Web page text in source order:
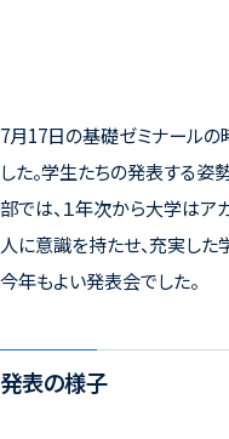
7月17日の基礎ゼミナールの
した。学生たちの発表する姿
部では、１年次から大学は
人に意識を持たせ、充実した
今年もよい発表会でした。
発表の様子